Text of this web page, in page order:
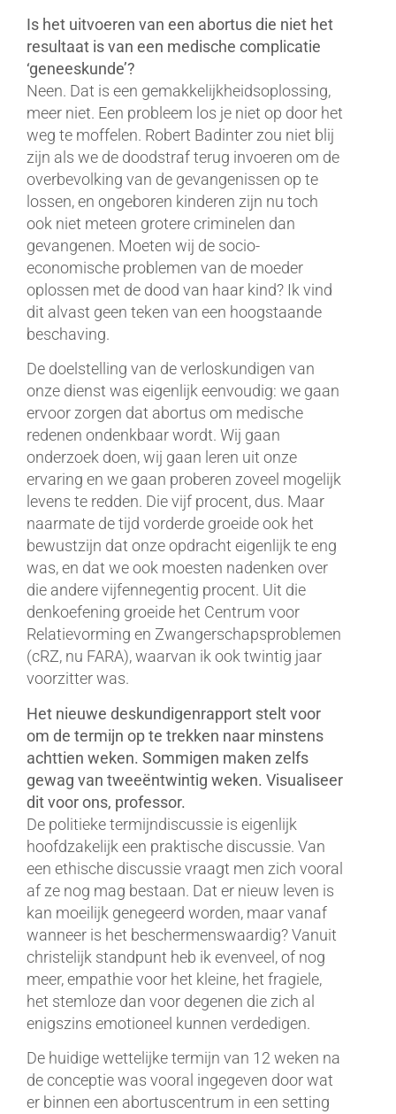
Is het uitvoeren van een abortus die niet het
resultaat is van een medische complicatie
‘geneeskunde’?
Neen. Dat is een gemakkelijkheidsoplossing,
meer niet. Een probleem los je niet op door het
weg te moffelen. Robert Badinter zou niet blij
zijn als we de doodstraf terug invoeren om de
overbevolking van de gevangenissen op te
lossen, en ongeboren kinderen zijn nu toch
ook niet meteen grotere criminelen dan
gevangenen. Moeten wij de socio-
economische problemen van de moeder
oplossen met de dood van haar kind? Ik vind
dit alvast geen teken van een hoogstaande
beschaving.
De doelstelling van de verloskundigen van
onze dienst was eigenlijk eenvoudig: we gaan
ervoor zorgen dat abortus om medische
redenen ondenkbaar wordt. Wij gaan
onderzoek doen, wij gaan leren uit onze
ervaring en we gaan proberen zoveel mogelijk
levens te redden. Die vijf procent, dus. Maar
naarmate de tijd vorderde groeide ook het
bewustzijn dat onze opdracht eigenlijk te eng
was, en dat we ook moesten nadenken over
die andere vijfennegentig procent. Uit die
denkoefening groeide het Centrum voor
Relatievorming en Zwangerschapsproblemen
(cRZ, nu FARA), waarvan ik ook twintig jaar
voorzitter was.
Het nieuwe deskundigenrapport stelt voor
om de termijn op te trekken naar minstens
achttien weken. Sommigen maken zelfs
gewag van tweeëntwintig weken. Visualiseer
dit voor ons, professor.
De politieke termijndiscussie is eigenlijk
hoofdzakelijk een praktische discussie. Van
een ethische discussie vraagt men zich vooral
af ze nog mag bestaan. Dat er nieuw leven is
kan moeilijk genegeerd worden, maar vanaf
wanneer is het beschermenswaardig? Vanuit
christelijk standpunt heb ik evenveel, of nog
meer, empathie voor het kleine, het fragiele,
het stemloze dan voor degenen die zich al
enigszins emotioneel kunnen verdedigen.
De huidige wettelijke termijn van 12 weken na
de conceptie was vooral ingegeven door wat
er binnen een abortuscentrum in een setting